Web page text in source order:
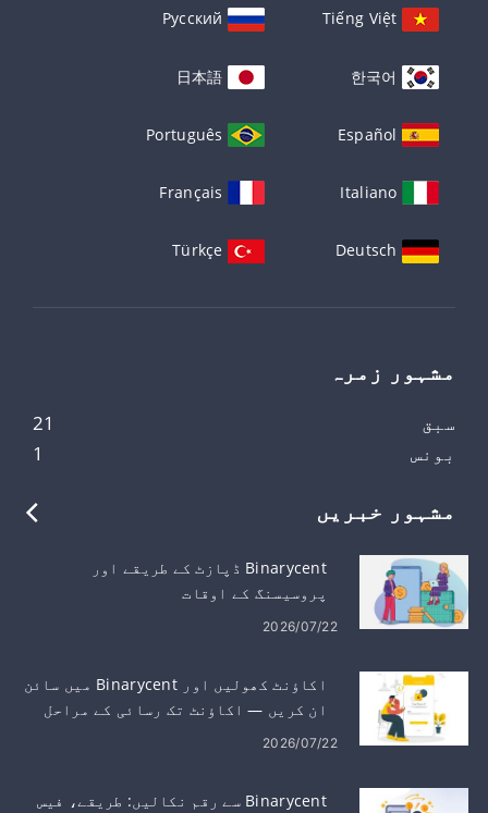
Tiếng Việt
Русский
한국어
日本語
Español
Português
Italiano
Français
Deutsch
Türkçe
مشہور زمرہ
21
سبق
1
بونس
مشہور خبریں
Binarycent ڈپازٹ کے طریقے اور
پروسیسنگ کے اوقات
2026/07/22
اکاؤنٹ کھولیں اور Binarycent میں سائن
ان کریں — اکاؤنٹ تک رسائی کے مراحل
2026/07/22
Binarycent سے رقم نکالیں: طریقے، فیس